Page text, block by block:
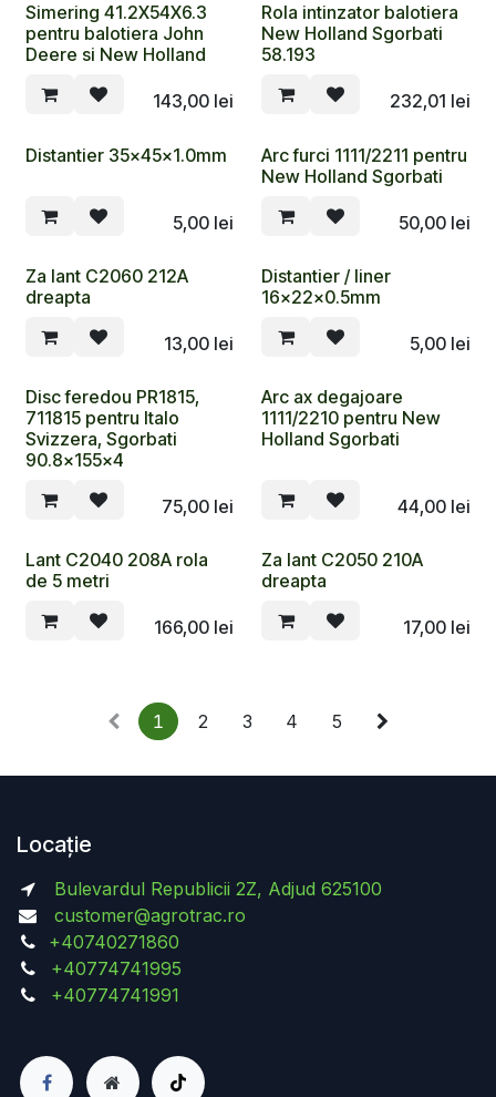
Simering 41.2X54X6.3
pentru balotiera John
Deere si New Holland
143,00 lei
Rola intinzator balotiera
New Holland Sgorbati
58.193
232,01 lei
Distantier 35x45x1.0mm
5,00 lei
Arc furci 1111/2211 pentru
New Holland Sgorbati
50,00lei
Za lant C2060 212A
dreapta
13,00 lei
Distantier / liner
16x22x0.5mm
5,00lei
Disc feredou PR1815,
711815 pentru Italo
Svizzera, Sgorbati
90.8x155x4
75,00 lei
Arc ax degajoare
1111/2210 pentru New
Holland Sgorbati
44,00lei
Lant C2040 208A rola
de 5 metri
166,00 lei
Za lant C2050 210A
dreapta
17,00lei
1 2 3 4 5
Locație
Bulevardul Republicii 2Z, Adjud 625100
customer@agrotrac.ro
+40740271860
+40774741995
+40774741991